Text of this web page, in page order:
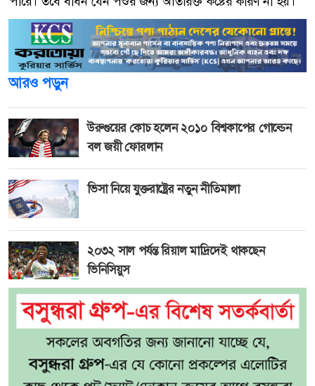
আরও পড়ুন
উরুগুয়ের কোচ হলেন ২০১০ বিশ্বকাপের গোল্ডেন
বল জয়ী ফোরলান
ভিসা নিয়ে যুক্তরাষ্ট্রের নতুন নীতিমালা
২০৩২ সাল পর্যন্ত রিয়াল মাদ্রিদেই থাকছেন
ভিনিসিয়ুস